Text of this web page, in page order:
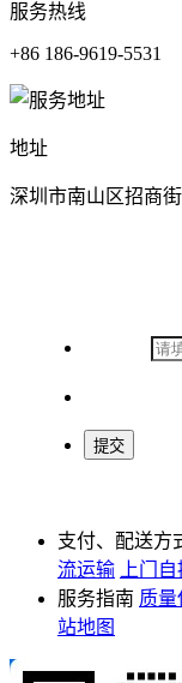
服务热线
+86 186-9619-5531
地址
深圳市南山区招商
支付、配送方
流运输
上门自
服务指南 质量
站地图